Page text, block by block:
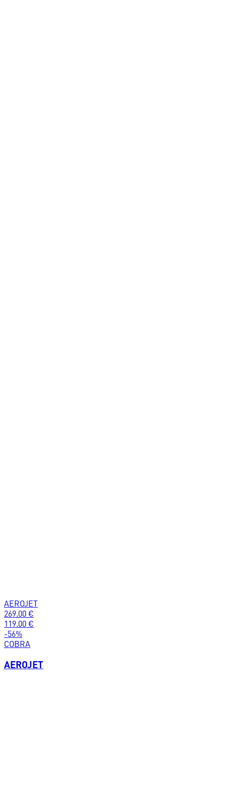
AEROJET
269.00 €
119.00 €
-56%
COBRA
AEROJET